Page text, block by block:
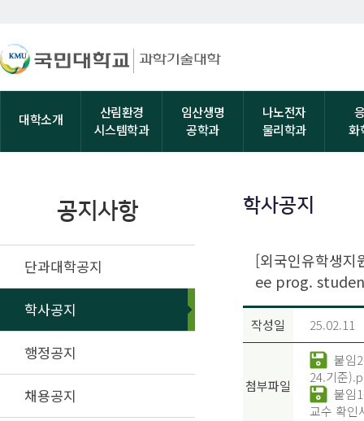
대학소개
산림환경
시스템학과
임산생명
공학과
나노전자
물리학과
화
공지사항
단과대학공지
학사공지
행정공지
채용공지
학사공지
[외국인유학생
ee prog.
작성일 25.02.11
첨부파일
붙임
24.기준
붙임
교수 확